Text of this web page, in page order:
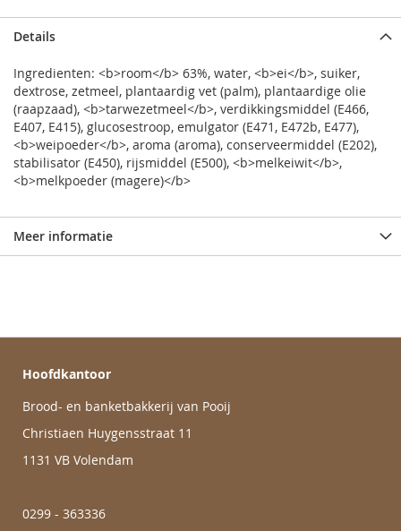
Details
Ingredienten: <b>room</b> 63%, water, <b>ei</b>, suiker,
dextrose, zetmeel, plantaardig vet (palm), plantaardige olie
(raapzaad), <b>tarwezetmeel</b>, verdikkingsmiddel (E466,
E407, E415), glucosestroop, emulgator (E471, E472b, E477),
<b>weipoeder</b>, aroma (aroma), conserveermiddel (E202),
stabilisator (E450), rijsmiddel (E500), <b>melkeiwit</b>,
<b>melkpoeder (magere)</b>
Meer informatie
Hoofdkantoor
Brood- en banketbakkerij van Pooij
Christiaen Huygensstraat 11
1131 VB Volendam
0299 - 363336